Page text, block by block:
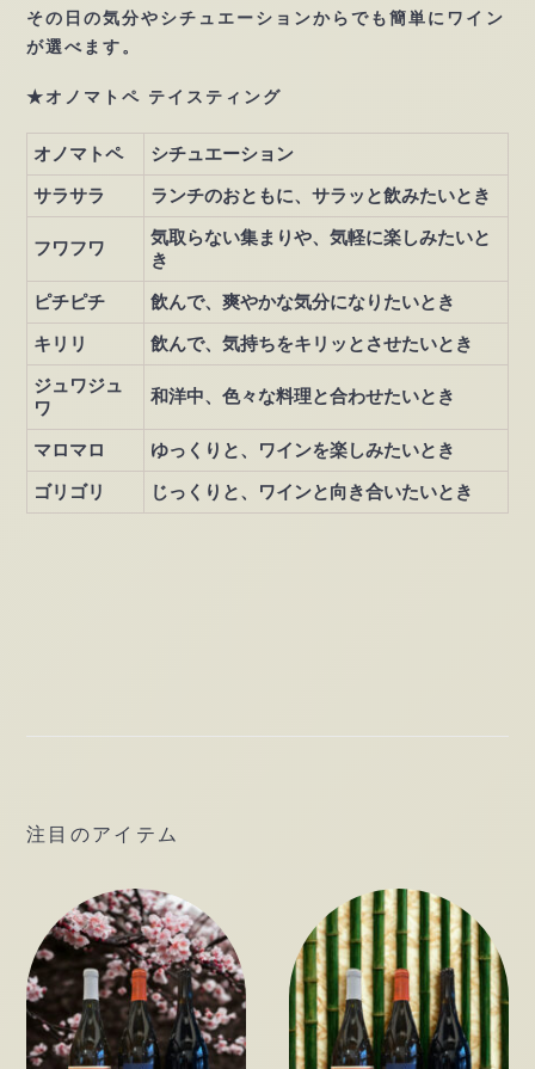
その日の気分やシチュエーションからでも簡単にワイン
が選べます。
★オノマトペ テイスティング
オノマトペ シチュエーション
サラサラ ランチのおともに、サラッと飲みたいとき
フワフワ
気取らない集まりや、気軽に楽しみたいと
き
ピチピチ 飲んで、爽やかな気分になりたいとき
キリリ 飲んで、気持ちをキリッとさせたいとき
ジュワジュ
ワ
和洋中、色々な料理と合わせたいとき
マロマロ ゆっくりと、ワインを楽しみたいとき
ゴリゴリ じっくりと、ワインと向き合いたいとき
注目のアイテム